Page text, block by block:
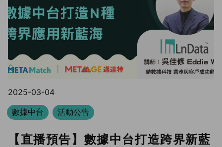
2025-03-04
數據中台
活動公告
【直播預告】數據中台打造跨界新藍